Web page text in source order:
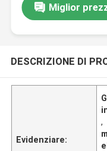
Miglior
DESCRIZIONE DI
Evidenziare:
,